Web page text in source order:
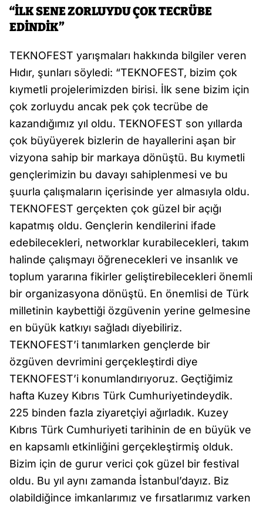
“İLK SENE ZORLUYDU ÇOK TECRÜBE
EDİNDİK”
TEKNOFEST yarışmaları hakkında bilgiler veren
Hıdır, şunları söyledi: “TEKNOFEST, bizim çok
kıymetli projelerimizden birisi. İlk sene bizim için
çok zorluydu ancak pek çok tecrübe de
kazandığımız yıl oldu. TEKNOFEST son yıllarda
çok büyüyerek bizlerin de hayallerini aşan bir
vizyona sahip bir markaya dönüştü. Bu kıymetli
gençlerimizin bu davayı sahiplenmesi ve bu
şuurla çalışmaların içerisinde yer almasıyla oldu.
TEKNOFEST gerçekten çok güzel bir açığı
kapatmış oldu. Gençlerin kendilerini ifade
edebilecekleri, networklar kurabilecekleri, takım
halinde çalışmayı öğrenecekleri ve insanlık ve
toplum yararına fikirler geliştirebilecekleri önemli
bir organizasyona dönüştü. En önemlisi de Türk
milletinin kaybettiği özgüvenin yerine gelmesine
en büyük katkıyı sağladı diyebiliriz.
TEKNOFEST’i tanımlarken gençlerde bir
özgüven devrimini gerçekleştirdi diye
TEKNOFEST’i konumlandırıyoruz. Geçtiğimiz
hafta Kuzey Kıbrıs Türk Cumhuriyetindeydik.
225 binden fazla ziyaretçiyi ağırladık. Kuzey
Kıbrıs Türk Cumhuriyeti tarihinin de en büyük ve
en kapsamlı etkinliğini gerçekleştirmiş olduk.
Bizim için de gurur verici çok güzel bir festival
oldu. Bu yıl aynı zamanda İstanbul’dayız. Biz
olabildiğince imkanlarımız ve fırsatlarımız varken